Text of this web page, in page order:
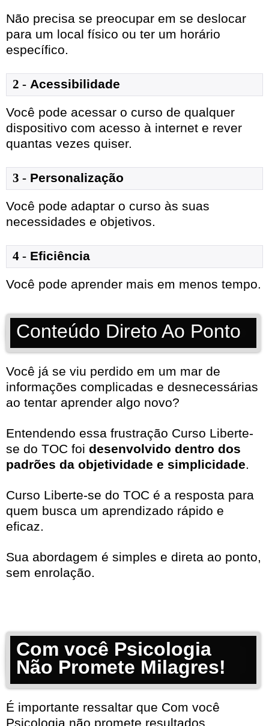
Não precisa se preocupar em se deslocar
para um local físico ou ter um horário
específico.
2 - Acessibilidade
Você pode acessar o curso de qualquer
dispositivo com acesso à internet e rever
quantas vezes quiser.
3 - Personalização
Você pode adaptar o curso às suas
necessidades e objetivos.
4 - Eficiência
Você pode aprender mais em menos tempo.
Conteúdo Direto Ao Ponto
Você já se viu perdido em um mar de
informações complicadas e desnecessárias
ao tentar aprender algo novo?
Entendendo essa frustração Curso Liberte-
se do TOC foi desenvolvido dentro dos
padrões da objetividade e simplicidade.
Curso Liberte-se do TOC é a resposta para
quem busca um aprendizado rápido e
eficaz.
Sua abordagem é simples e direta ao ponto,
sem enrolação.
Com você Psicologia
Não Promete Milagres!
É importante ressaltar que Com você
Psicologia não promete resultados